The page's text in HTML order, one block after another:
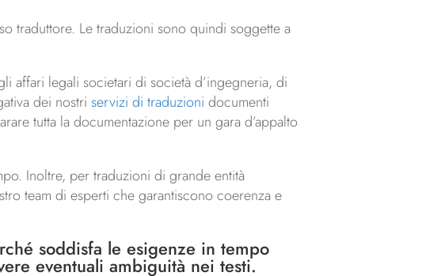
traduttore. Le traduzioni sono quindi soggette a
affari legali societari di società d’ingegneria, di
dei nostriservizi di traduzioni documenti
tutta la documentazione per un gara d’appalto
Inoltre, per traduzioni di grande entità
team di esperti che garantiscono coerenza e
soddisfa le esigenze in tempo
eventuali ambiguità nei testi.